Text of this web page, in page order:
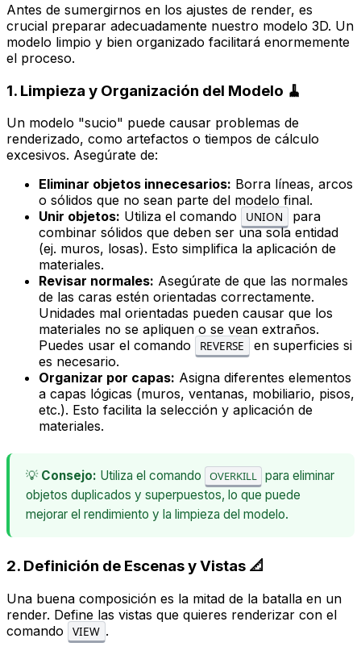
Antes de sumergirnos en los ajustes de render, es
crucial preparar adecuadamente nuestro modelo 3D. Un
modelo limpio y bien organizado facilitará enormemente
el proceso.
1. Limpieza y Organización del Modelo 🧹
Un modelo "sucio" puede causar problemas de
renderizado, como artefactos o tiempos de cálculo
excesivos. Asegúrate de:
Eliminar objetos innecesarios: Borra líneas, arcos
o sólidos que no sean parte del modelo final.
Unir objetos: Utiliza el comando UNION
para
combinar sólidos que deben ser una sola entidad
(ej. muros, losas). Esto simplifica la aplicación de
materiales.
Revisar normales: Asegúrate de que las normales
de las caras estén orientadas correctamente.
Unidades mal orientadas pueden causar que los
materiales no se apliquen o se vean extraños.
Puedes usar el comando
REVERSE
en superficies si
es necesario.
Organizar por capas: Asigna diferentes elementos
a capas lógicas (muros, ventanas, mobiliario, pisos,
etc.). Esto facilita la selección y aplicación de
materiales.
💡 Consejo: Utiliza el comando OVERKILL para eliminar
objetos duplicados y superpuestos, lo que puede
mejorar el rendimiento y la limpieza del modelo.
2. Definición de Escenas y Vistas 📐
Una buena composición es la mitad de la batalla en un
render. Define las vistas que quieres renderizar con el
comando
VIEW .